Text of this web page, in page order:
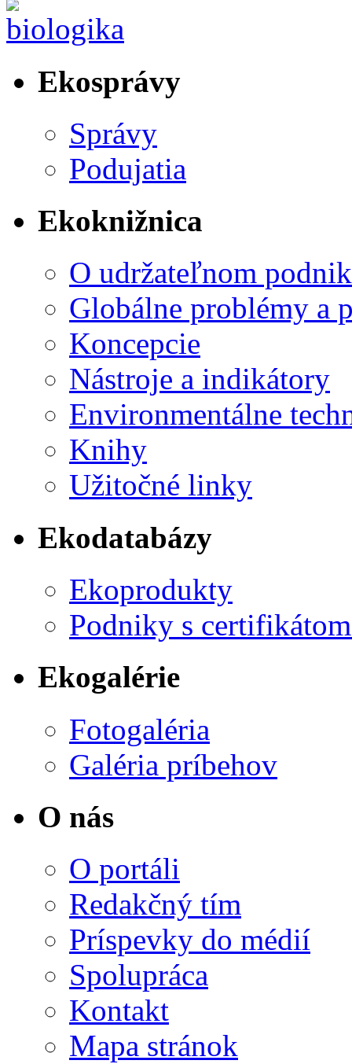
Ekosprávy
Správy
Podujatia
Ekoknižnica
O udržateľnom
Globálne problémy a
Koncepcie
Nástroje a indikátory
Environmentálne
Knihy
Užitočné linky
Ekodatabázy
Ekoprodukty
Podniky s
Ekogalérie
Fotogaléria
Galéria príbehov
O nás
O portáli
Redakčný tím
Príspevky do médií
Spolupráca
Kontakt
Mapa stránok